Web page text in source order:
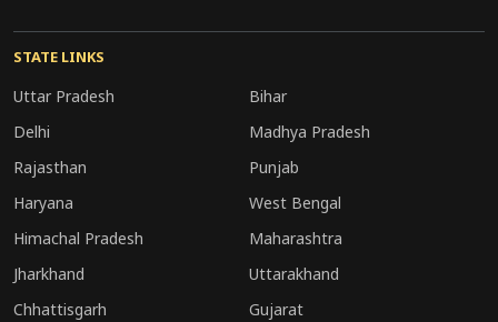
संकेत के रूप में देख रहे हैं।
STATE LINKS
Uttar Pradesh
Bihar
Delhi
Madhya Pradesh
Rajasthan
Punjab
Haryana
West Bengal
Himachal Pradesh
Maharashtra
Jharkhand
Uttarakhand
Chhattisgarh
Gujarat